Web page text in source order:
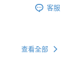
客服
查看全部